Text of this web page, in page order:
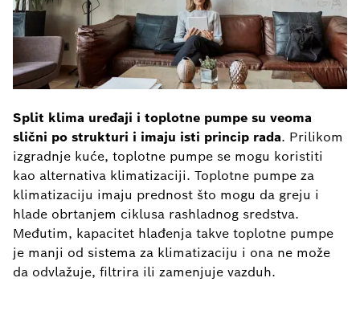
Split klima uređaji i toplotne pumpe su veoma
slični po strukturi i imaju isti princip rada. Prilikom
izgradnje kuće, toplotne pumpe se mogu koristiti
kao alternativa klimatizaciji. Toplotne pumpe za
klimatizaciju imaju prednost što mogu da greju i
hlade obrtanjem ciklusa rashladnog sredstva.
Međutim, kapacitet hlađenja takve toplotne pumpe
je manji od sistema za klimatizaciju i ona ne može
da odvlažuje, filtrira ili zamenjuje vazduh.